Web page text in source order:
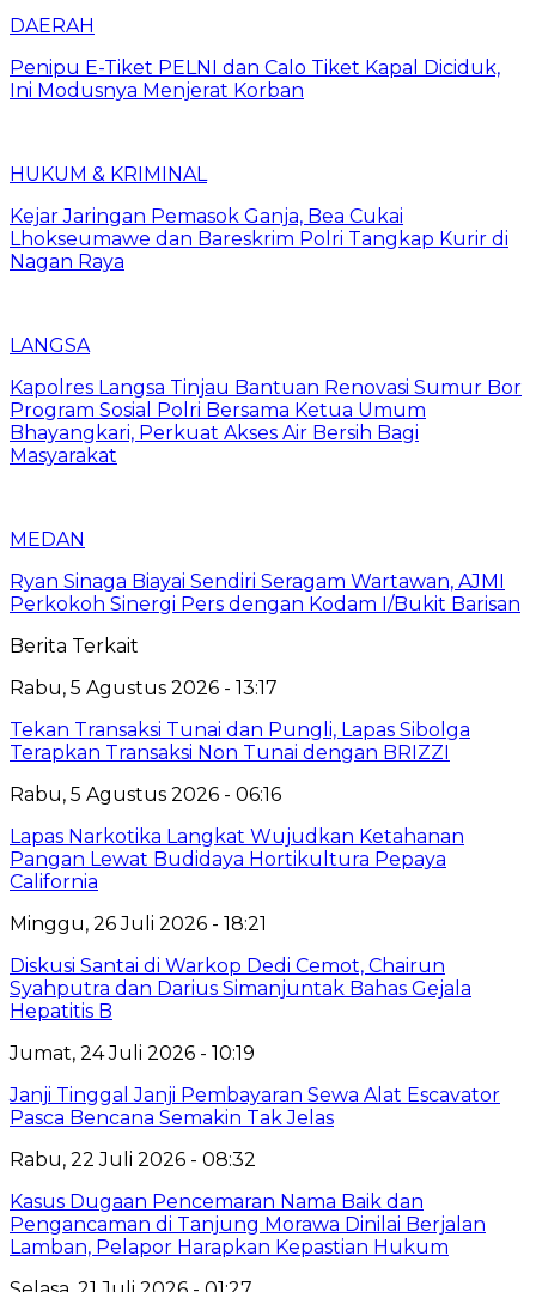
DAERAH
Penipu E-Tiket PELNI dan Calo Tiket Kapal Diciduk,
Ini Modusnya Menjerat Korban
HUKUM & KRIMINAL
Kejar Jaringan Pemasok Ganja, Bea Cukai
Lhokseumawe dan Bareskrim Polri Tangkap Kurir di
Nagan Raya
LANGSA
Kapolres Langsa Tinjau Bantuan Renovasi Sumur Bor
Program Sosial Polri Bersama Ketua Umum
Bhayangkari, Perkuat Akses Air Bersih Bagi
Masyarakat
MEDAN
Ryan Sinaga Biayai Sendiri Seragam Wartawan, AJMI
Perkokoh Sinergi Pers dengan Kodam I/Bukit Barisan
Berita Terkait
Rabu, 5 Agustus 2026 - 13:17
Tekan Transaksi Tunai dan Pungli, Lapas Sibolga
Terapkan Transaksi Non Tunai dengan BRIZZI
Rabu, 5 Agustus 2026 - 06:16
Lapas Narkotika Langkat Wujudkan Ketahanan
Pangan Lewat Budidaya Hortikultura Pepaya
California
Minggu, 26 Juli 2026 - 18:21
Diskusi Santai di Warkop Dedi Cemot, Chairun
Syahputra dan Darius Simanjuntak Bahas Gejala
Hepatitis B
Jumat, 24 Juli 2026 - 10:19
Janji Tinggal Janji Pembayaran Sewa Alat Escavator
Pasca Bencana Semakin Tak Jelas
Rabu, 22 Juli 2026 - 08:32
Kasus Dugaan Pencemaran Nama Baik dan
Pengancaman di Tanjung Morawa Dinilai Berjalan
Lamban, Pelapor Harapkan Kepastian Hukum